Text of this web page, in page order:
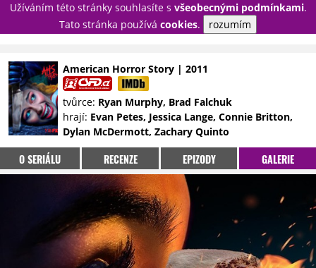
Užíváním této stránky souhlasíte s všeobecnými podmínkami.
Tato stránka používá cookies. rozumím
PŘIHLÁSIT
NOVINKY
TÉMATA
RECENZE
EPIZODY
KULT
TRAILERY
GALERIE
DISKUZE
STATISTIKY
TIRÁŽ
American Horror Story | 2011
tvůrce: Ryan Murphy, Brad Falchuk
hrají: Evan Petes, Jessica Lange, Connie Britton,
Dylan McDermott, Zachary Quinto
O SERIÁLU RECENZE EPIZODY GALERIE